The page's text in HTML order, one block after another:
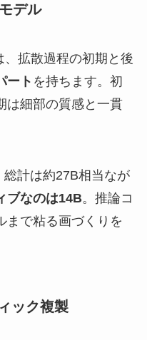
デル
拡散過程の初期と後
ート を持ちます。初
は細部の質感と一貫
計は約27B相当なが
ブなのは14B。推論コ
まで粘る画づくりを
ック複製